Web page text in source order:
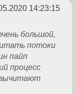
14:23:15
большой,
потоки
пайп
процесс
вычитают